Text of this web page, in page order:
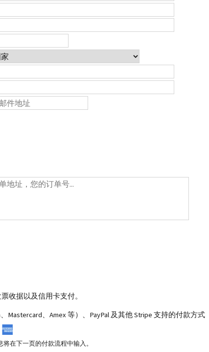
收据以及信用卡支付。
Mastercard、Amex 等）、PayPal 及其他 Stripe 支持的付款方式
在下一页的付款流程中输入。